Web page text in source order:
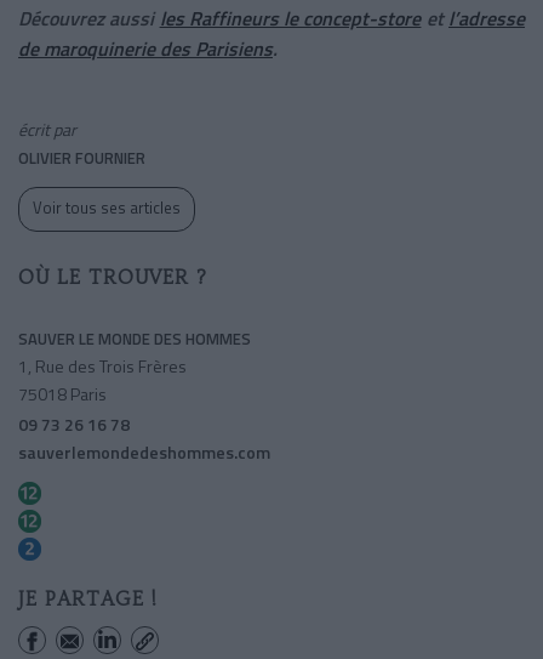
Découvrez aussi les Raffineurs le concept-store etl’adresse
de maroquinerie des Parisiens.
écrit par
OLIVIER FOURNIER
Voir tous ses articles
OÙ LE TROUVER ?
SAUVER LE MONDE DES HOMMES
1, Rue des Trois Frères
75018 Paris
09 73 26 16 78
sauverlemondedeshommes.com
JE PARTAGE !